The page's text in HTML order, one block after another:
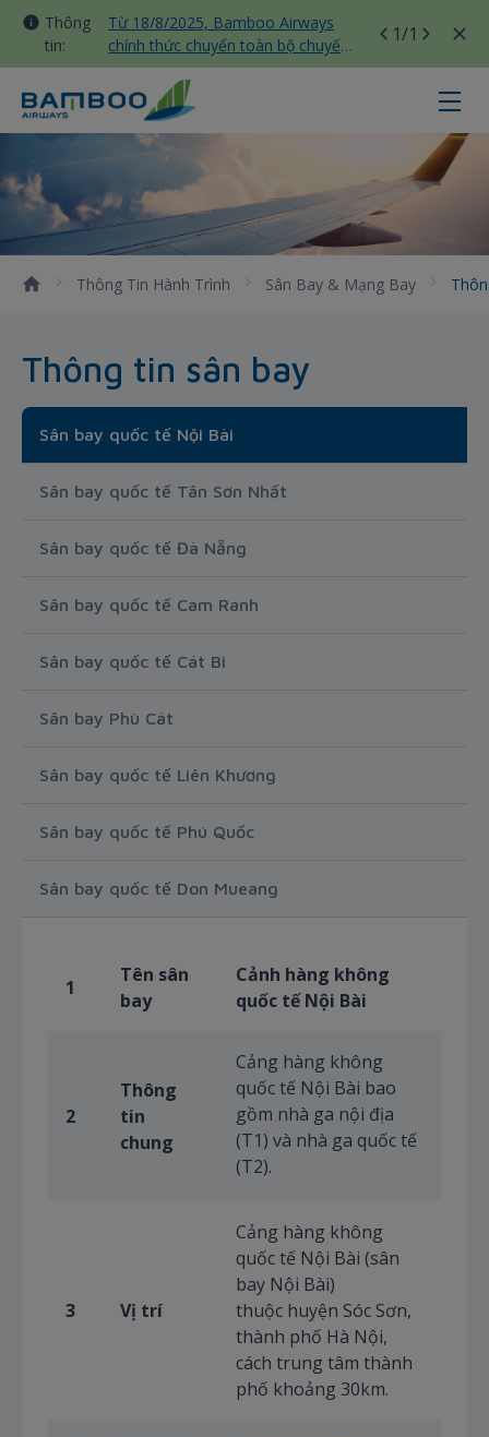
Thông
tin:
Từ 18/8/2025, Bamboo Airways
chính thức chuyển toàn bộ chuyến
bay nội địa sang nhà ga T3 Tân
Sơn Nhất
1/1
Thông tin sân bay - Bamboo
Thông Tin Hành Trình Sân Bay & Mạng Bay
Thông tin sân bay
Sân bay quốc tế Nội Bài
Sân bay quốc tế Tân Sơn Nhất
Sân bay quốc tế Đà Nẵng
Sân bay quốc tế Cam Ranh
Sân bay quốc tế Cát Bi
Sân bay Phù Cát
Sân bay quốc tế Liên Khương
Sân bay quốc tế Phú Quốc
Sân bay quốc tế Don Mueang
1
Tên sân
bay
Cảnh hàng không
quốc tế Nội Bài
2
Thông
tin
chung
Cảng hàng không
quốc tế Nội Bài bao
gồm nhà ga nội địa
(T1) và nhà ga quốc tế
(T2).
3 Vị trí
Cảng hàng không
quốc tế Nội Bài (sân
bay Nội Bài)
thuộc huyện Sóc Sơn,
thành phố Hà Nội,
cách trung tâm thành
phố khoảng 30km.